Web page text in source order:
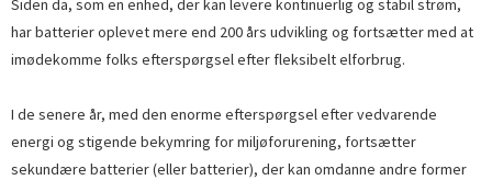
Siden da, som en enhed, der kan levere kontinuerlig og stabil strøm,
har batterier oplevet mere end 200 års udvikling og fortsætter med at
imødekomme folks efterspørgsel efter fleksibelt elforbrug.
I de senere år, med den enorme efterspørgsel efter vedvarende
energi og stigende bekymring for miljøforurening, fortsætter
sekundære batterier (eller batterier), der kan omdanne andre former